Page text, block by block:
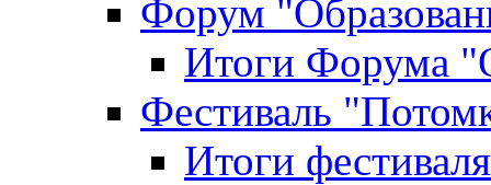
Форум
Итоги Форума
Фестиваль
Итоги